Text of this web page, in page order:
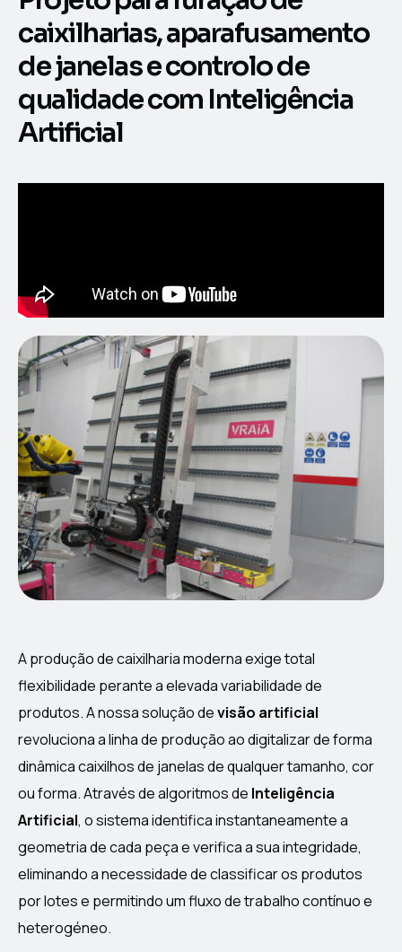
caixilharias, aparafusamento
de janelas e controlo de
qualidade com Inteligência
Artificial
A produção de caixilharia moderna exige total
flexibilidade perante a elevada variabilidade de
produtos. A nossa solução devisão artificial
revoluciona a linha de produção ao digitalizar de forma
dinâmica caixilhos de janelas de qualquer tamanho, cor
ou forma. Através de algoritmos de Inteligência
Artificial, o sistema identifica instantaneamente a
geometria de cada peça e verifica a sua integridade,
eliminando a necessidade de classificar os produtos
por lotes e permitindo um fluxo de trabalho contínuo e
heterogéneo.